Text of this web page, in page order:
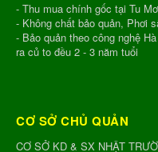
- Thu mua chính gốc tại Tu
- Không chất bảo quản, Phơi
- Bảo quản theo công nghệ
ra củ to đều 2 - 3 năm tuổi
CƠ SỞ CHỦ QUẢN
CƠ SỞ KD & SX NHẬT